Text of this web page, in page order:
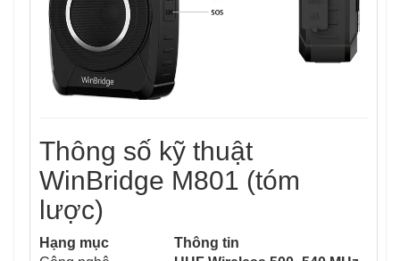
Thông số kỹ thuật
WinBridge M801 (tóm
lược)
Hạng mục
Thông tin